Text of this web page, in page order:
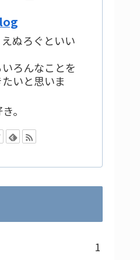
ぬろぐといい
ろんなことを
いと思いま
。
1